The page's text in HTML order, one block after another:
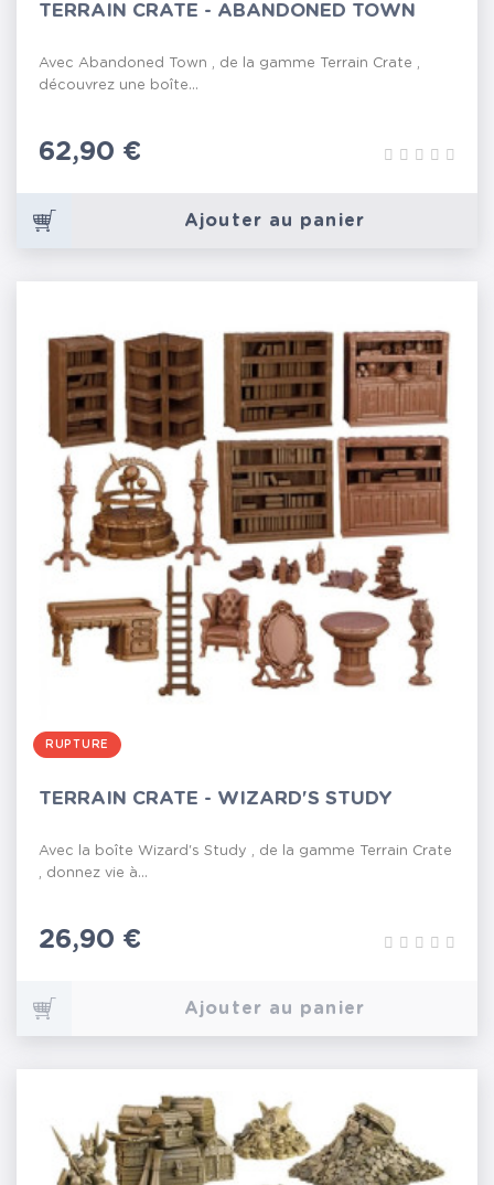
TERRAIN CRATE - ABANDONED TOWN
Avec Abandoned Town , de la gamme Terrain Crate ,
découvrez une boîte...
Prix
62,90 €
Ajouter au panier
RUPTURE
TERRAIN CRATE - WIZARD'S STUDY
Avec la boîte Wizard's Study , de la gamme Terrain Crate
, donnez vie à...
Prix
26,90 €
Ajouter au panier